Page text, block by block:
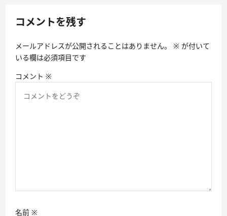
ョ
コメントを残す
メールアドレスが公開されることはありません。 ※ が付いて
いる欄は必須項目です
コメント ※
名前 ※